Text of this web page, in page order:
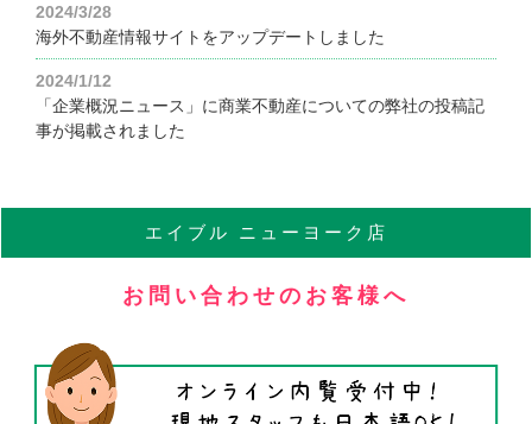
2024/3/28
海外不動産情報サイトをアップデートしました
2024/1/12
「企業概況ニュース」に商業不動産についての弊社の投稿記
事が掲載されました
エイブル ニューヨーク店
お問い合わせのお客様へ